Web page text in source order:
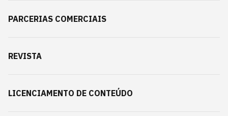
PARCERIAS COMERCIAIS
REVISTA
LICENCIAMENTO DE CONTEÚDO